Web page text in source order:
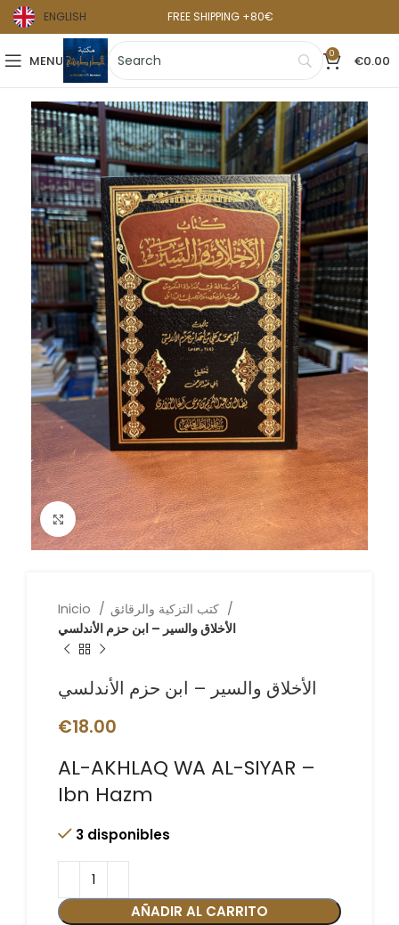
ENGLISH FREE SHIPPING +80€
MENU 0 €0.00
Click to enlarge
Inicio
الأخلاق والسير – ابن حزم الأندلسي
الأخلاق والسير – ابن حزم الأندلسي
€18.00
AL-AKHLAQ WA AL-SIYAR –
Ibn Hazm
3 disponibles
AÑADIR AL CARRITO